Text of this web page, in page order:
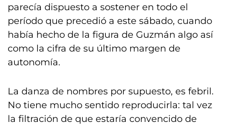
parecía dispuesto a sostener en todo el
período que precedió a este sábado, cuando
había hecho de la figura de Guzmán algo así
como la cifra de su último margen de
autonomía.
La danza de nombres por supuesto, es febril.
No tiene mucho sentido reproducirla: tal vez
la filtración de que estaría convencido de